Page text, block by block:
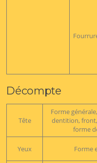
Décompte
Tête
Forme
dentition,
forme
Yeux Forme